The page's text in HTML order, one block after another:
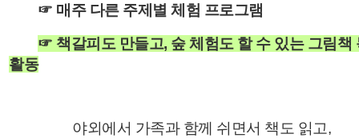
☞ 매주 다른 주제별 체험 프로그램
☞ 책갈피도 만들고, 숲 체험도 할 수 있는 그림책
활동
야외에서 가족과 함께 쉬면서 책도 읽고,